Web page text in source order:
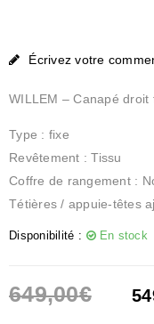
Écrivez votre
WILLEM – Canapé droit
Type : fixe
Revêtement : Tissu
Coffre de rangement :
Tétières / appuie-têtes
Disponibilité : En stock
649,00€